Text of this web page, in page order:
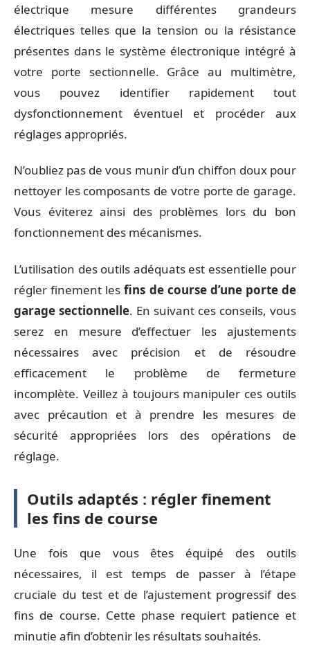
électrique mesure différentes grandeurs
électriques telles que la tension ou la résistance
présentes dans le système électronique intégré à
votre porte sectionnelle. Grâce au multimètre,
vous pouvez identifier rapidement tout
dysfonctionnement éventuel et procéder aux
réglages appropriés.
N’oubliez pas de vous munir d’un chiffon doux pour
nettoyer les composants de votre porte de garage.
Vous éviterez ainsi des problèmes lors du bon
fonctionnement des mécanismes.
L’utilisation des outils adéquats est essentielle pour
régler finement lesfins de course d’une porte de
garage sectionnelle. En suivant ces conseils, vous
serez en mesure d’effectuer les ajustements
nécessaires avec précision et de résoudre
efficacement le problème de fermeture
incomplète. Veillez à toujours manipuler ces outils
avec précaution et à prendre les mesures de
sécurité appropriées lors des opérations de
réglage.
Outils adaptés : régler finement
les fins de course
Une fois que vous êtes équipé des outils
nécessaires, il est temps de passer à l’étape
cruciale du test et de l’ajustement progressif des
fins de course. Cette phase requiert patience et
minutie afin d’obtenir les résultats souhaités.